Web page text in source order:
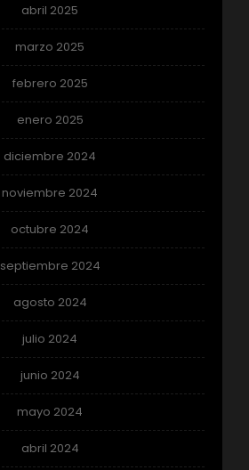
abril 2025
marzo 2025
febrero 2025
enero 2025
diciembre 2024
noviembre 2024
octubre 2024
septiembre 2024
agosto 2024
julio 2024
junio 2024
mayo 2024
abril 2024